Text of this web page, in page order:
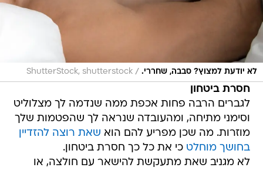
לא יודעת למצוץ? סבבה, שחררי. /
ShutterStock, shutterstock
חסרת ביטחון
לגברים הרבה פחות אכפת ממה שנדמה לך מצלוליט
וסימני מתיחה, ומהעובדה שנראה לך שהפטמות שלך
מוזרות. מה שכן מפריע להם הוא שאת רוצה להזדיין
בחושך מוחלט כי את כל כך חסרת ביטחון.
לא מגניב שאת מתעקשת להישאר עם חולצה, או